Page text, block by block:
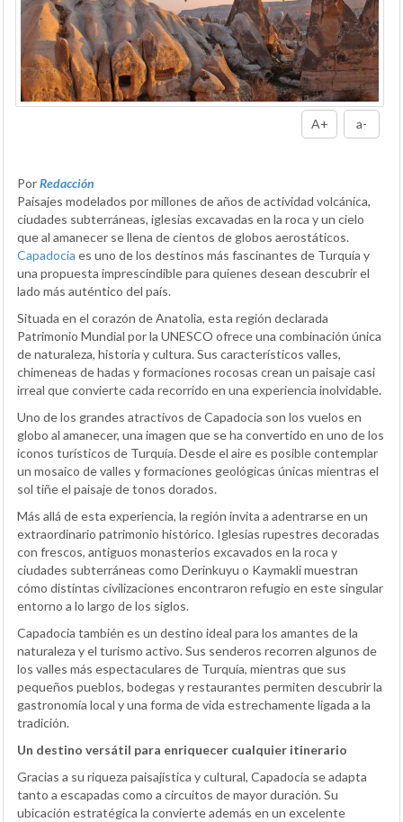
A+ a-
PorRedacción
Paisajes modelados por millones de años de actividad volcánica,
ciudades subterráneas, iglesias excavadas en la roca y un cielo
que al amanecer se llena de cientos de globos aerostáticos.
Capadocia es uno de los destinos más fascinantes de Turquía y
una propuesta imprescindible para quienes desean descubrir el
lado más auténtico del país.
Situada en el corazón de Anatolia, esta región declarada
Patrimonio Mundial por la UNESCO ofrece una combinación única
de naturaleza, historia y cultura. Sus característicos valles,
chimeneas de hadas y formaciones rocosas crean un paisaje casi
irreal que convierte cada recorrido en una experiencia inolvidable.
Uno de los grandes atractivos de Capadocia son los vuelos en
globo al amanecer, una imagen que se ha convertido en uno de los
iconos turísticos de Turquía. Desde el aire es posible contemplar
un mosaico de valles y formaciones geológicas únicas mientras el
sol tiñe el paisaje de tonos dorados.
Más allá de esta experiencia, la región invita a adentrarse en un
extraordinario patrimonio histórico. Iglesias rupestres decoradas
con frescos, antiguos monasterios excavados en la roca y
ciudades subterráneas como Derinkuyu o Kaymakli muestran
cómo distintas civilizaciones encontraron refugio en este singular
entorno a lo largo de los siglos.
Capadocia también es un destino ideal para los amantes de la
naturaleza y el turismo activo. Sus senderos recorren algunos de
los valles más espectaculares de Turquía, mientras que sus
pequeños pueblos, bodegas y restaurantes permiten descubrir la
gastronomía local y una forma de vida estrechamente ligada a la
tradición.
Un destino versátil para enriquecer cualquier itinerario
Gracias a su riqueza paisajística y cultural, Capadocia se adapta
tanto a escapadas como a circuitos de mayor duración. Su
ubicación estratégica la convierte además en un excelente